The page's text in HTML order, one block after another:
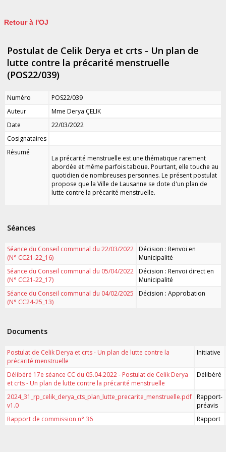
Retour à l'OJ
Postulat de Celik Derya et crts - Un plan de
lutte contre la précarité menstruelle
(POS22/039)
Numéro
POS22/039
Auteur
Mme Derya ÇELIK
Date
22/03/2022
Cosignataires
Résumé
La précarité menstruelle est une thématique rarement
abordée et même parfois taboue. Pourtant, elle touche au
quotidien de nombreuses personnes. Le présent postulat
propose que la Ville de Lausanne se dote d'un plan de
lutte contre la précarité menstruelle.
Séances
Séance du Conseil communal du 22/03/2022
(N° CC21-22_16)
Décision : Renvoi en
Municipalité
Séance du Conseil communal du 05/04/2022
(N° CC21-22_17)
Décision : Renvoi direct en
Municipalité
Séance du Conseil communal du 04/02/2025
(N° CC24-25_13)
Décision : Approbation
Documents
Postulat de Celik Derya et crts - Un plan de lutte contre la
précarité menstruelle
Initiative
Délibéré 17e séance CC du 05.04.2022 - Postulat de Celik Derya
et crts - Un plan de lutte contre la précarité menstruelle
Délibéré
2024_31_rp_celik_derya_cts_plan_lutte_precarite_menstruelle.pdf
v1.0
Rapport-
préavis
Rapport de commission n° 36
Rapport